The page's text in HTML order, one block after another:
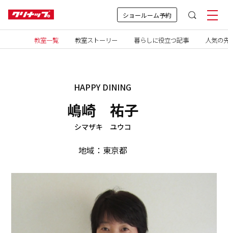
ショールーム予約
教室一覧 教室ストーリー 暮らしに役立つ記事 人気の
HAPPY DINING
嶋崎 祐子
シマザキ ユウコ
地域：東京都